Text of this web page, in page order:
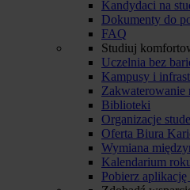
Kandydaci na
Dokumenty do
FAQ
Studiuj
Uczelnia bez
Kampusy i
Zakwaterowanie
Biblioteki
Organizacje
Oferta Biura
Wymiana
Kalendarium
Pobierz